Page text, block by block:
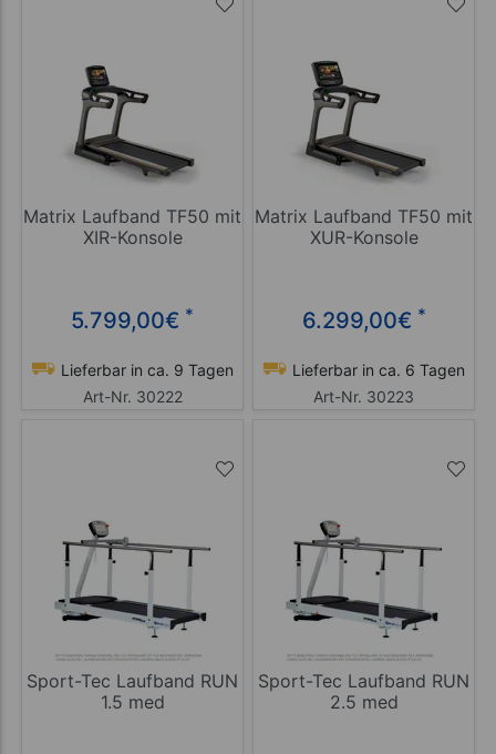
Matrix Laufband TF50 mit
XIR-Konsole
5.799,00€ *
Lieferbar in ca. 9 Tagen
Art-Nr. 30222
Matrix Laufband TF50 mit
XUR-Konsole
6.299,00€ *
Lieferbar in ca. 6 Tagen
Art-Nr. 30223
Sport-Tec Laufband RUN
1.5 med
Sport-Tec Laufband RUN
2.5 med